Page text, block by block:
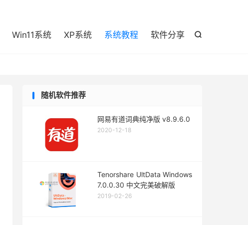

Win11系统 XP系统 系统教程 软件分享
随机软件推荐
网易有道词典纯净版 v8.9.6.0
2020-12-18
Tenorshare UltData Windows
7.0.0.30 中文完美破解版
2019-02-26